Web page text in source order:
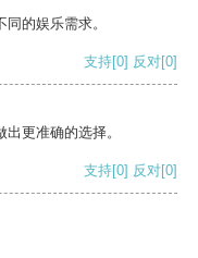
的娱乐需求。
支持[0] 反对[0]
更准确的选择。
支持[0] 反对[0]